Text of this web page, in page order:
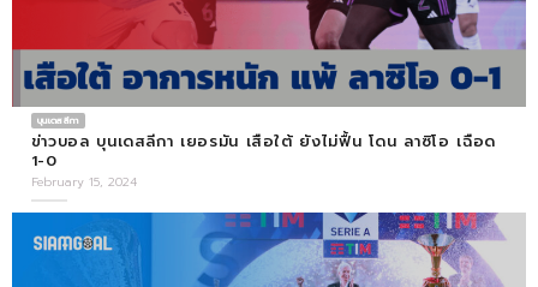
บุนเดสลีกา
ข่าวบอล บุนเดสลีกา เยอรมัน เสือใต้ ยังไม่ฟื้น โดน ลาซิโอ เฉือด
1-0
February 15, 2024